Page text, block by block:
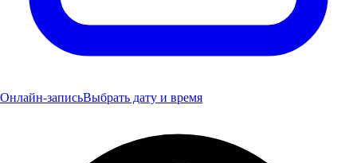
Онлайн-записьВыбрать дату и время